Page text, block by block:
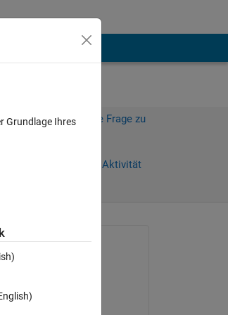
Sie sich an, um diese Frage zu
Anmelden, um Aktivität
Michael Pineda
Sep. 2020
Grundlage Ihres